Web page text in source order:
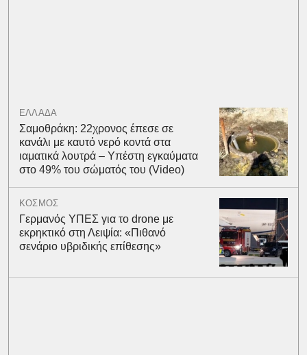
ΕΛΛΑΔΑ
Σαμοθράκη: 22χρονος έπεσε σε
κανάλι με καυτό νερό κοντά στα
ιαματικά λουτρά – Υπέστη εγκαύματα
στο 49% του σώματός του (Video)
ΚΟΣΜΟΣ
Γερμανός ΥΠΕΣ για το drone με
εκρηκτικό στη Λειψία: «Πιθανό
σενάριο υβριδικής επίθεσης»